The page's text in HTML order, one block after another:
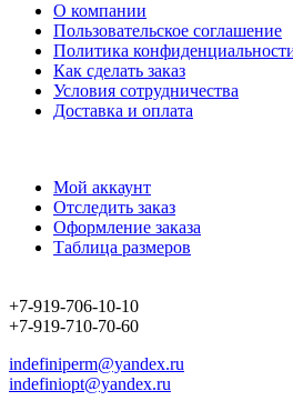
О компании
Пользовательское соглашение
Политика
Как сделать заказ
Условия сотрудничества
Доставка и оплата
Мой аккаунт
Отследить заказ
Оформление заказа
Таблица размеров
+7-919-706-10-10
+7-919-710-70-60
indefiniperm@yandex.ru
indefiniopt@yandex.ru